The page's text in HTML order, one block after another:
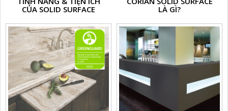
CỦA SOLID SURFACE
LÀ GÌ?